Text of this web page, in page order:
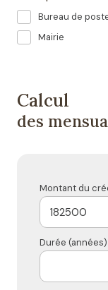
Bureau de
Mairie
Calcul
des
Montant du
Durée